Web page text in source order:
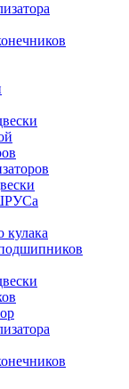
кулака